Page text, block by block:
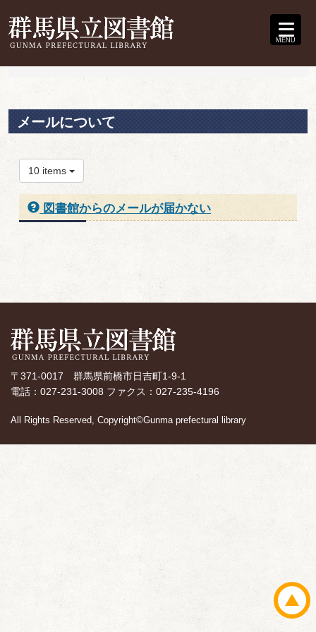
MENU
メールについて
10 items
図書館からのメールが届かない
〒371-0017 群馬県前橋市日吉町1-9-1
電話：027-231-3008 ファクス：027-235-4196
All Rights Reserved, Copyright©Gunma prefectural library